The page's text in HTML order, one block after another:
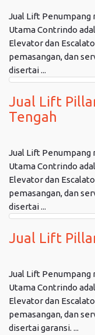
Jual Lift Penumpang
Utama Contrindo
Elevator dan
pemasangan, dan
disertai ...
Jual Lift
Tengah
Jual Lift Penumpang
Utama Contrindo
Elevator dan
pemasangan, dan
disertai ...
Jual Lift
Jual Lift Penumpang
Utama Contrindo
Elevator dan
pemasangan, dan
disertai garansi. ...